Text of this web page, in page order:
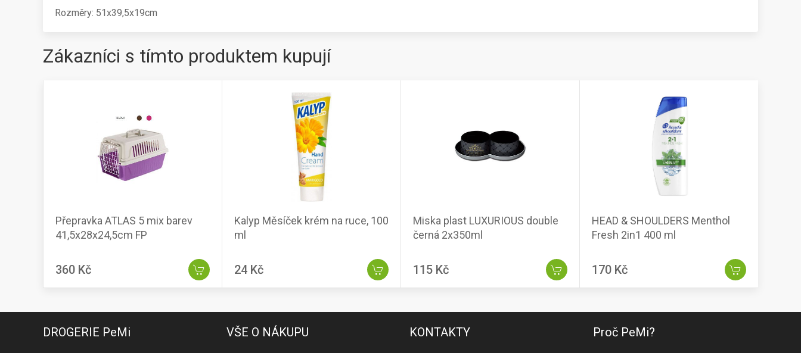
Rozměry: 51x39,5x19cm
Zákazníci s tímto produktem kupují
Přepravka ATLAS 5 mix barev
41,5x28x24,5cm FP
360 Kč
Kalyp Měsíček krém na ruce, 100
ml
24 Kč
Miska plast LUXURIOUS double
černá 2x350ml
115 Kč
HEAD & SHOULDERS Menthol
Fresh 2in1 400 ml
170 Kč
DROGERIE PeMi VŠE O NÁKUPU KONTAKTY Proč PeMi?